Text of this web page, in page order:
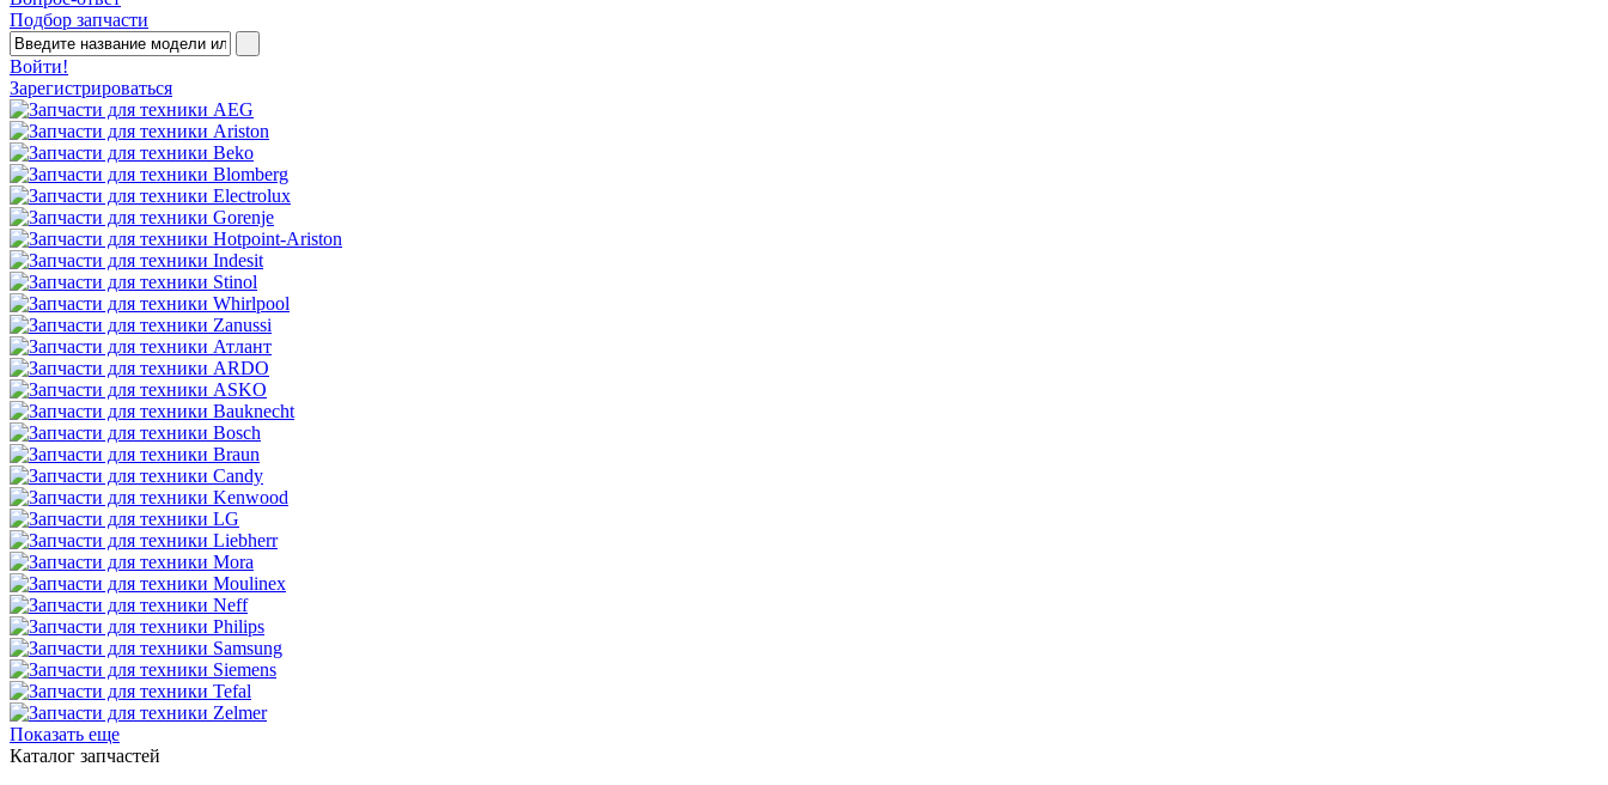
Подбор запчасти
Войти!
Зарегистрироваться
Показать еще
Каталог запчастей